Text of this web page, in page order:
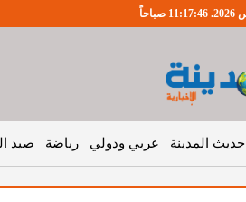
حديث المدينة عربي ودولي رياضة صيد